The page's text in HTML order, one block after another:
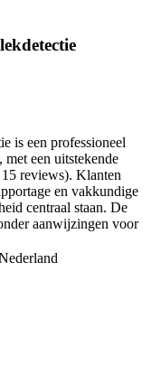
is een professioneel
een uitstekende
reviews). Klanten
en vakkundige
centraal staan. De
aanwijzingen voor